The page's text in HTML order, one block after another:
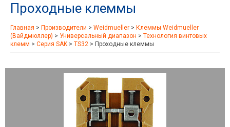
Производители
Рынки
Проходные клеммы
Главная > Производители > Weidmueller > Клеммы Weidmueller
(Вайдмюллер) > Универсальный диапазон > Технология винтовых
клемм > Серия SAK > TS32 > Проходные клеммы